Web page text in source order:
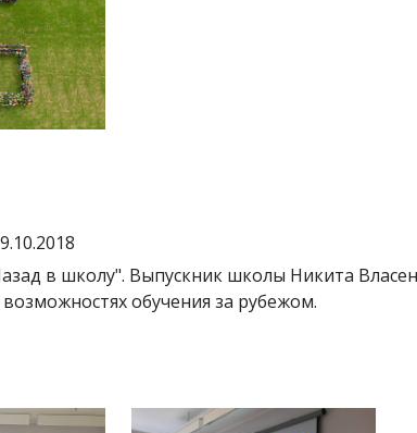
в школу". Выпускник школы Никита
возможностях обучения за рубежом.